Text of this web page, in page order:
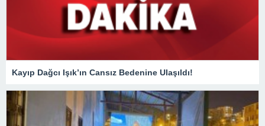
Kayıp Dağcı Işık’ın Cansız Bedenine Ulaşıldı!